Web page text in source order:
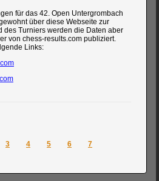
für das 42. Open Untergrombach
über diese Webseite zur
des Turniers werden die Daten aber
von chess-results.com publiziert.
Links:
3 4 5 6
7